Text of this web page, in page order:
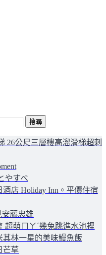
26公尺三層樓高溜滑梯超刺
やすべ
酒店 Holiday Inn。平價住宿
安藤忠雄
超萌ㄇㄚˊ幾兔跳進水池裡
其林一星的美味鰻魚飯
芒草